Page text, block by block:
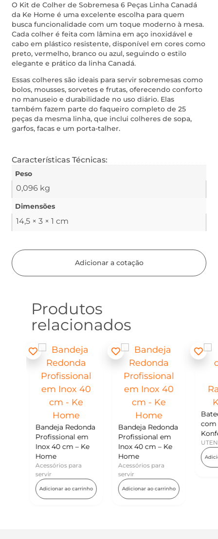
O Kit de Colher de Sobremesa 6 Peças Linha Canadá
da Ke Home é uma excelente escolha para quem
busca funcionalidade com um toque moderno à mesa.
Cada colher é feita com lâmina em aço inoxidável e
cabo em plástico resistente, disponível em cores como
preto, vermelho, branco ou azul, seguindo o estilo
elegante e prático da linha Canadá.
Essas colheres são ideais para servir sobremesas como
bolos, mousses, sorvetes e frutas, oferecendo conforto
no manuseio e durabilidade no uso diário. Elas
também fazem parte do faqueiro completo de 25
peças da mesma linha, que inclui colheres de sopa,
garfos, facas e um porta-talher.
Características Técnicas:
Peso
0,096 kg
Dimensões
14,5 × 3 × 1 cm
Adicionar a cotação
Produtos
relacionados
Bandeja Redonda
Profissional em
Inox 40 cm – Ke
Home
Acessórios para
Adicionar ao carrinho
Batedor de Ovos
com Raspador –
Konfektt
UTENSÍLIOS